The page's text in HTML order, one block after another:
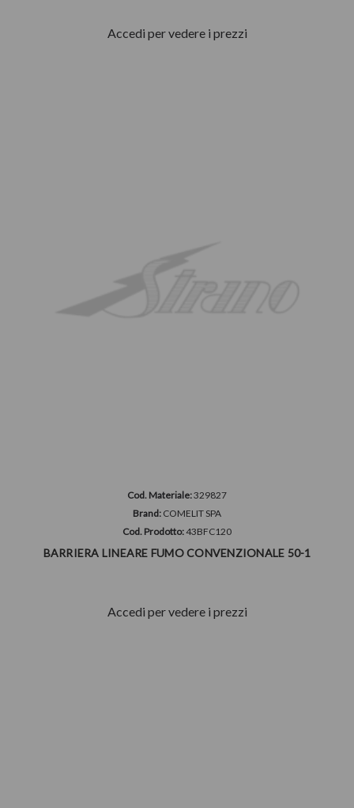
Accedi per vedere i prezzi
Cod. Materiale:329827
Brand: COMELIT SPA
Cod. Prodotto:43BFC120
BARRIERA LINEARE FUMO CONVENZIONALE 50-1
Accedi per vedere i prezzi